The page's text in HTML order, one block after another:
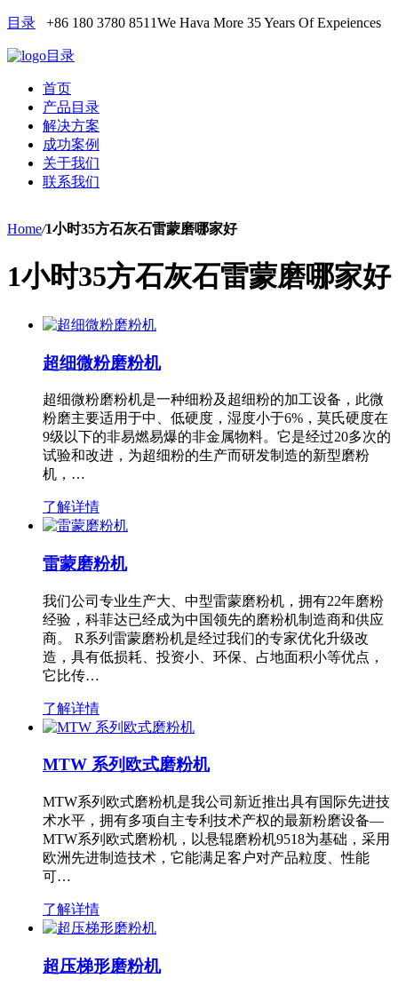
目录 +86 180 3780 8511We Hava More 35 Years Of Expeiences
目录
首页
产品目录
解决方案
成功案例
关于我们
联系我们
Home/1小时35方石灰石雷蒙磨哪家好
1小时35方石灰石雷蒙磨哪家好
超细微粉磨粉机
超细微粉磨粉机是一种细粉及超细粉的加工设备，此微
粉磨主要适用于中、低硬度，湿度小于6%，莫氏硬度在
9级以下的非易燃易爆的非金属物料。它是经过20多次的
试验和改进，为超细粉的生产而研发制造的新型磨粉
机，…
了解详情
雷蒙磨粉机
我们公司专业生产大、中型雷蒙磨粉机，拥有22年磨粉
经验，科菲达已经成为中国领先的磨粉机制造商和供应
商。 R系列雷蒙磨粉机是经过我们的专家优化升级改
造，具有低损耗、投资小、环保、占地面积小等优点，
它比传…
了解详情
MTW 系列欧式磨粉机
MTW系列欧式磨粉机是我公司新近推出具有国际先进技
术水平，拥有多项自主专利技术产权的最新粉磨设备—
MTW系列欧式磨粉机，以悬辊磨粉机9518为基础，采用
欧洲先进制造技术，它能满足客户对产品粒度、性能
可…
了解详情
超压梯形磨粉机